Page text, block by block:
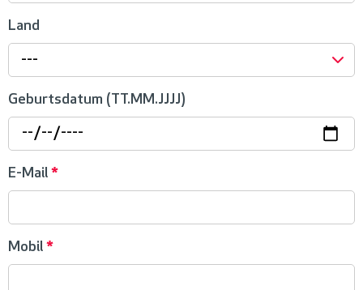
Land
---
Geburtsdatum (TT.MM.JJJJ)
E-Mail *
Mobil *